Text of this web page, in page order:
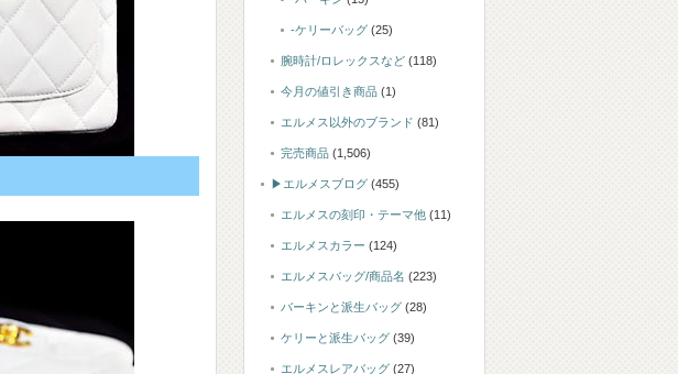
-ケリーバッグ (25)
腕時計/ロレックスなど (118)
今月の値引き商品 (1)
エルメス以外のブランド (81)
完売商品 (1,506)
▶エルメスブログ (455)
エルメスの刻印・テーマ他 (11)
エルメスカラー (124)
エルメスバッグ/商品名 (223)
バーキンと派生バッグ (28)
ケリーと派生バッグ (39)
エルメスレアバッグ (27)